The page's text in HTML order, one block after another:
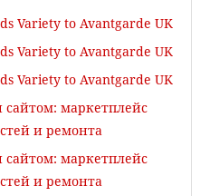
Variety to Avantgarde UK
Variety to Avantgarde UK
Variety to Avantgarde UK
сайтом: маркетплейс
и ремонта
сайтом: маркетплейс
и ремонта